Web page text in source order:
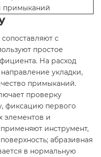
примыканий
с
простое
На расход
укладки,
примыканий.
проверку
фиксацию первого
элементов и
инструмент,
абразивная
в нормальную